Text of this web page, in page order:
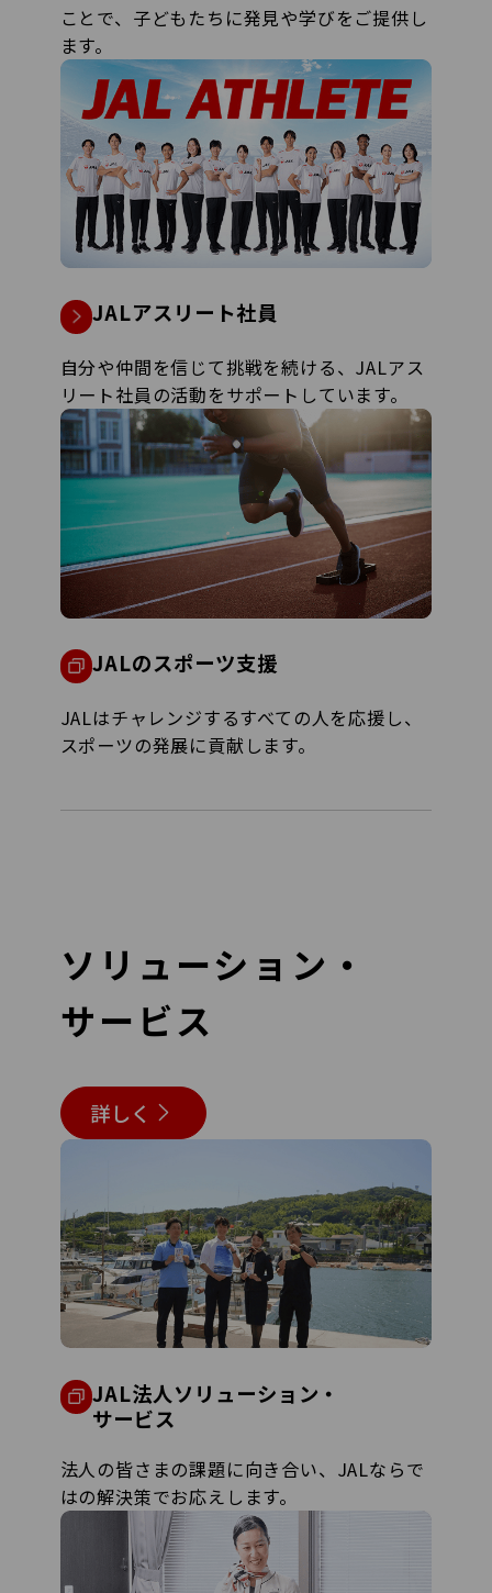
ことで、子どもたちに発見や学びをご提供し
ます。
JALアスリート社員
自分や仲間を信じて挑戦を続ける、JALアス
リート社員の活動をサポートしています。
JALのスポーツ支援
JALはチャレンジするすべての人を応援し、
スポーツの発展に貢献します。
ソリューション・
サービス
詳しく
JAL法人ソリューション・
サービス
法人の皆さまの課題に向き合い、JALならで
はの解決策でお応えします。